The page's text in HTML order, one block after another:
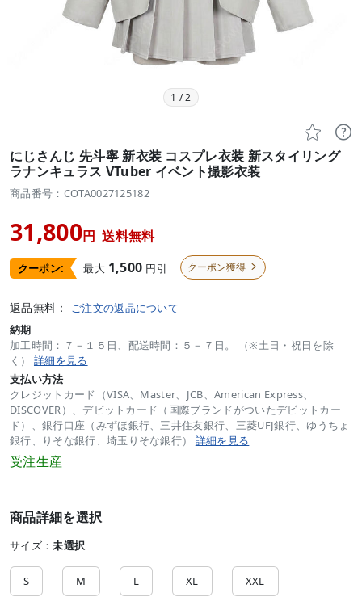
1 /2
 
にじさんじ 先斗寧 新衣装 コスプレ衣装 新スタイリング
ラナンキュラス VTuber イベント撮影衣装
商品番号：COTA0027125182
31,800円 送料無料
クーポン: 最大 1,500 円引 クーポン獲得 
返品無料： ご注文の返品について
納期
加工時間：７－１５日、配送時間：５－７日。 （※土日・祝日を除
く） 詳細を見る
支払い方法
クレジットカード（VISA、Master、JCB、American Express、
DISCOVER）、デビットカード（国際ブランドがついたデビットカー
ド）、銀行口座（みずほ銀行、三井住友銀行、三菱UFJ銀行、ゆうちょ
銀行、りそな銀行、埼玉りそな銀行） 詳細を見る
受注生産
商品詳細を選択
サイズ：未選択
S M L XL XXL